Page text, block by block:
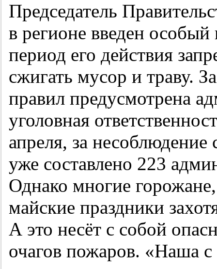
Председатель
в регионе введен
период его действия
сжигать мусор и траву.
правил предусмотрена
уголовная
апреля, за
уже составлено 223
Однако многие
майские праздники
А это несёт с собой
очагов пожаров. «Наша с